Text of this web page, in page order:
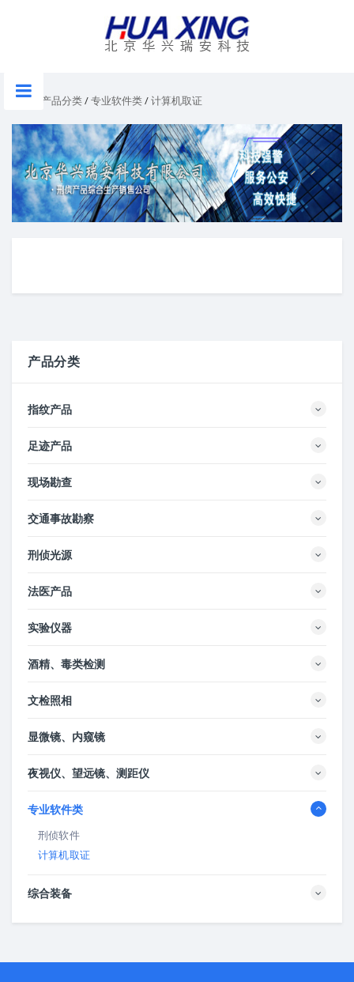
首页 产品分类/专业软件类/计算机取证
产品分类
指纹产品
足迹产品
现场勘查
交通事故勘察
刑侦光源
法医产品
实验仪器
酒精、毒类检测
文检照相
显微镜、内窥镜
夜视仪、望远镜、测距仪
专业软件类
刑侦软件
计算机取证
综合装备